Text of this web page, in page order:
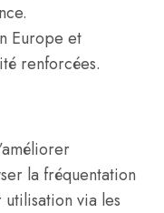
Europe et
renforcées.
la fréquentation
via les